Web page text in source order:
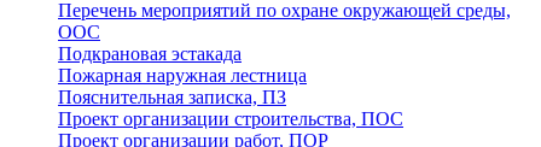
Перечень мероприятий по охране окружающей среды,
ООС
Подкрановая эстакада
Пожарная наружная лестница
Пояснительная записка, ПЗ
Проект организации строительства, ПОС
Проект организации работ, ПОР